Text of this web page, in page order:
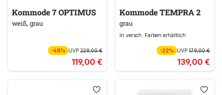
Kommode 7 OPTIMUS
weiß, grau
-48% UVP 229,00 €
119,00 €
Kommode TEMPRA 2
grau
In versch. Farben erhältlich
-22% UVP179,00 €
139,00 €